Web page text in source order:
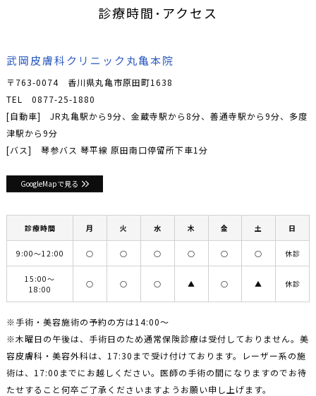
診療時間･アクセス
武岡皮膚科クリニック丸亀本院
〒763-0074 香川県丸亀市原田町1638
TEL 0877-25-1880
[自動車] JR丸亀駅から9分、金蔵寺駅から8分、善通寺駅から9分、多度
津駅から9分
[バス] 琴参バス 琴平線 原田南口停留所下車1分
GoogleMapで見る
診療時間 月 火 水 木 金 土 日
9:00〜12:00 ○ ○ ○ ○ ○ ○ 休診
15:00〜
18:00
○ ○ ○ ▲ ○ ▲ 休診
※手術・美容施術の予約の方は14:00〜
※木曜日の午後は、手術日のため通常保険診療は受付しておりません。美
容皮膚科・美容外科は、17:30まで受け付けております。レーザー系の施
術は、17:00までにお越しください。医師の手術の間になりますのでお待
たせすること何卒ご了承くださいますようお願い申し上げます。